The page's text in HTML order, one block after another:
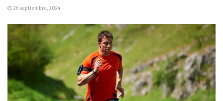
26 septiembre, 2024